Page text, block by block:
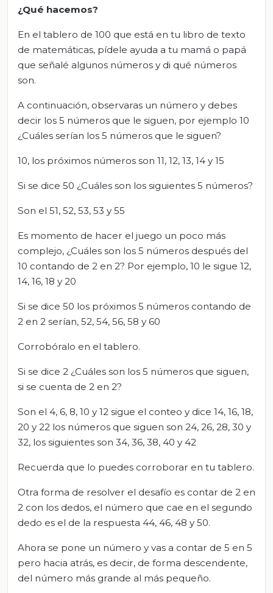
¿Qué hacemos?
En el tablero de 100 que está en tu libro de texto
de matemáticas, pídele ayuda a tu mamá o papá
que señalé algunos números y di qué números
son.
A continuación, observaras un número y debes
decir los 5 números que le siguen, por ejemplo 10
¿Cuáles serían los 5 números que le siguen?
10, los próximos números son 11, 12, 13, 14 y 15
Si se dice 50 ¿Cuáles son los siguientes 5 números?
Son el 51, 52, 53, 53 y 55
Es momento de hacer el juego un poco más
complejo, ¿Cuáles son los 5 números después del
10 contando de 2 en 2? Por ejemplo, 10 le sigue 12,
14, 16, 18 y 20
Si se dice 50 los próximos 5 números contando de
2 en 2 serían, 52, 54, 56, 58 y 60
Corrobóralo en el tablero.
Si se dice 2 ¿Cuáles son los 5 números que siguen,
si se cuenta de 2 en 2?
Son el 4, 6, 8, 10 y 12 sigue el conteo y dice 14, 16, 18,
20 y 22 los números que siguen son 24, 26, 28, 30 y
32, los siguientes son 34, 36, 38, 40 y 42
Recuerda que lo puedes corroborar en tu tablero.
Otra forma de resolver el desafío es contar de 2 en
2 con los dedos, el número que cae en el segundo
dedo es el de la respuesta 44, 46, 48 y 50.
Ahora se pone un número y vas a contar de 5 en 5
pero hacia atrás, es decir, de forma descendente,
del número más grande al más pequeño.